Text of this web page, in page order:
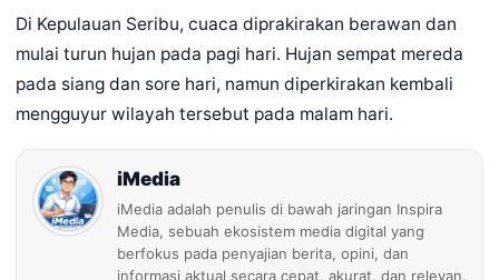
Di Kepulauan Seribu, cuaca diprakirakan berawan dan
mulai turun hujan pada pagi hari. Hujan sempat mereda
pada siang dan sore hari, namun diperkirakan kembali
mengguyur wilayah tersebut pada malam hari.
iMedia
iMedia adalah penulis di bawah jaringan Inspira
Media, sebuah ekosistem media digital yang
berfokus pada penyajian berita, opini, dan
informasi aktual secara cepat, akurat, dan relevan.